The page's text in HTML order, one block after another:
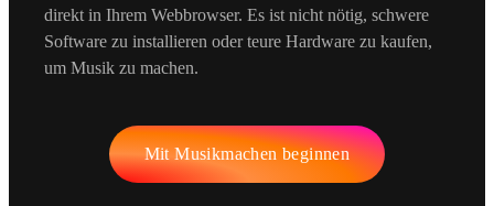
direkt in Ihrem Webbrowser. Es ist nicht nötig, schwere
Software zu installieren oder teure Hardware zu kaufen,
um Musik zu machen.
Mit Musikmachen beginnen